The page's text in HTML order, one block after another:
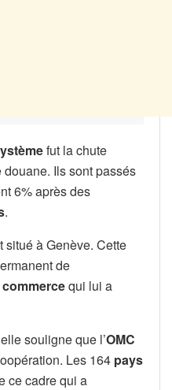
fut la chute
douane. Ils sont passés
6% après des
.
situé à Genève. Cette
de
commercequi lui a
souligne que l’OMC
Les 164 pays
ce cadre qui a